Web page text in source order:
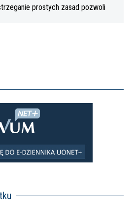
prostych zasad pozwoli